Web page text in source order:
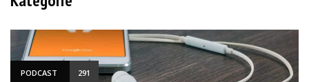
PODCAST 291